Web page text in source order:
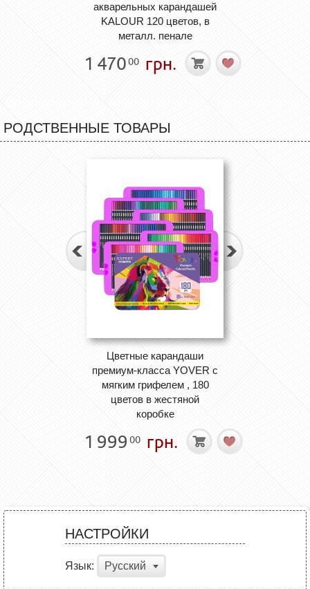
акварельных карандашей
KALOUR 120 цветов, в
металл. пенале
1 47000 грн.
РОДСТВЕННЫЕ ТОВАРЫ
Цветные карандаши
премиум-класса YOVER с
мягким грифелем , 180
цветов в жестяной
коробке
1 999 00 грн.
НАСТРОЙКИ
Язык: Русский